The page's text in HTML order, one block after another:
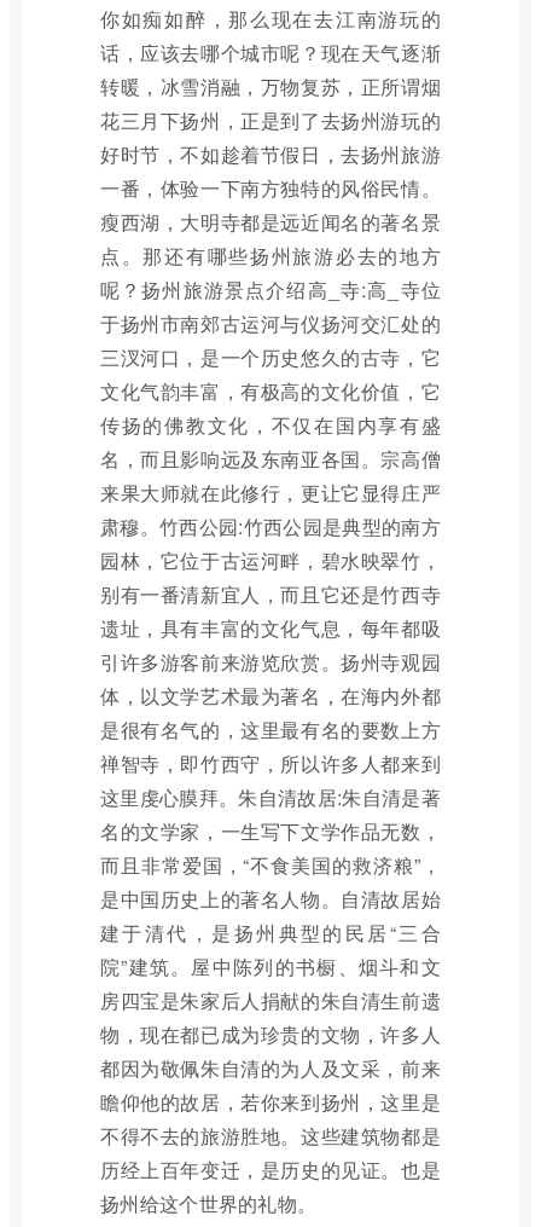
你如痴如醉，那么现在去江南游玩的
话，应该去哪个城市呢？现在天气逐渐
转暖，冰雪消融，万物复苏，正所谓烟
花三月下扬州，正是到了去扬州游玩的
好时节，不如趁着节假日，去扬州旅游
一番，体验一下南方独特的风俗民情。
瘦西湖，大明寺都是远近闻名的著名景
点。那还有哪些扬州旅游必去的地方
呢？扬州旅游景点介绍高_寺:高_寺位
于扬州市南郊古运河与仪扬河交汇处的
三汊河口，是一个历史悠久的古寺，它
文化气韵丰富，有极高的文化价值，它
传扬的佛教文化，不仅在国内享有盛
名，而且影响远及东南亚各国。宗高僧
来果大师就在此修行，更让它显得庄严
肃穆。竹西公园:竹西公园是典型的南方
园林，它位于古运河畔，碧水映翠竹，
别有一番清新宜人，而且它还是竹西寺
遗址，具有丰富的文化气息，每年都吸
引许多游客前来游览欣赏。扬州寺观园
体，以文学艺术最为著名，在海内外都
是很有名气的，这里最有名的要数上方
禅智寺，即竹西守，所以许多人都来到
这里虔心膜拜。朱自清故居:朱自清是著
名的文学家，一生写下文学作品无数，
而且非常爱国，“不食美国的救济粮”，
是中国历史上的著名人物。自清故居始
建于清代，是扬州典型的民居“三合
院”建筑。屋中陈列的书橱、烟斗和文
房四宝是朱家后人捐献的朱自清生前遗
物，现在都已成为珍贵的文物，许多人
都因为敬佩朱自清的为人及文采，前来
瞻仰他的故居，若你来到扬州，这里是
不得不去的旅游胜地。这些建筑物都是
历经上百年变迁，是历史的见证。也是
扬州给这个世界的礼物。